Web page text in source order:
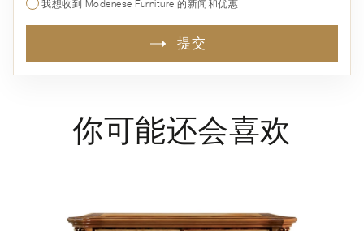
我想收到 Modenese Furniture 的新闻和优惠
提交
你可能还会喜欢